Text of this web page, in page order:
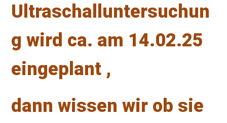
Ultraschalluntersuchun
g wird ca. am 14.02.25
eingeplant ,
dann wissen wir ob sie